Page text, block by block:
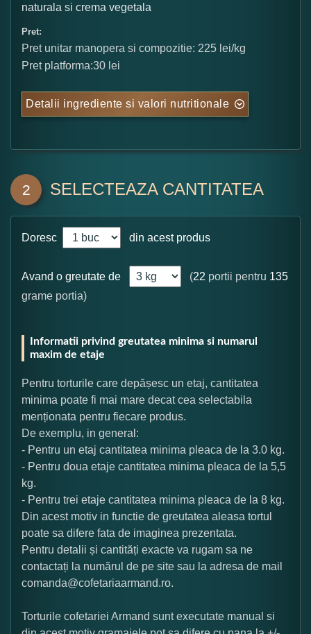
naturala si crema vegetala
Pret:
Pret unitar manopera si compozitie: 225 lei/kg
Pret platforma:30 lei
Detalii ingrediente si valori nutritionale
2 SELECTEAZA CANTITATEA
Doresc din acest produs
Avand o greutate de (22 portii pentru 135
grame portia)
Informatii privind greutatea minima si numarul
maxim de etaje
Pentru torturile care depășesc un etaj, cantitatea
minima poate fi mai mare decat cea selectabila
menționata pentru fiecare produs.
De exemplu, in general:
- Pentru un etaj cantitatea minima pleaca de la 3.0 kg.
- Pentru doua etaje cantitatea minima pleaca de la 5,5
kg.
- Pentru trei etaje cantitatea minima pleaca de la 8 kg.
Din acest motiv in functie de greutatea aleasa tortul
poate sa difere fata de imaginea prezentata.
Pentru detalii și cantități exacte va rugam sa ne
contactați la numărul de pe site sau la adresa de mail
comanda@cofetariaarmand.ro.
Torturile cofetariei Armand sunt executate manual si